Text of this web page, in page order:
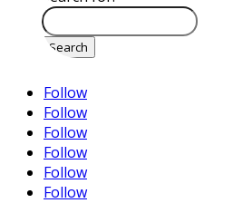
Follow
Follow
Follow
Follow
Follow
Follow